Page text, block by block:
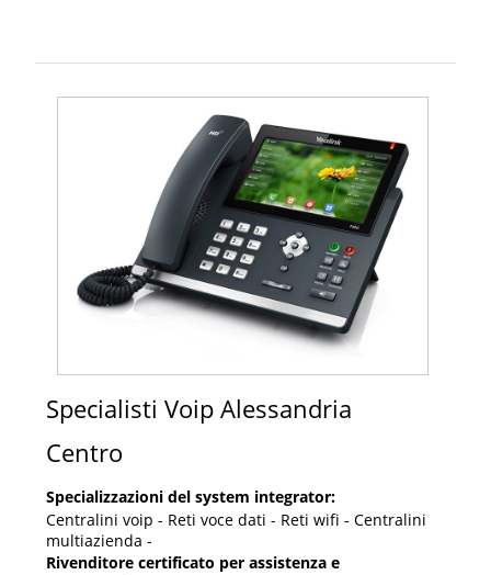
Specialisti Voip Alessandria
Centro
Specializzazioni del system integrator:
Centralini voip - Reti voce dati - Reti wifi - Centralini
multiazienda -
Rivenditore certificato per assistenza e